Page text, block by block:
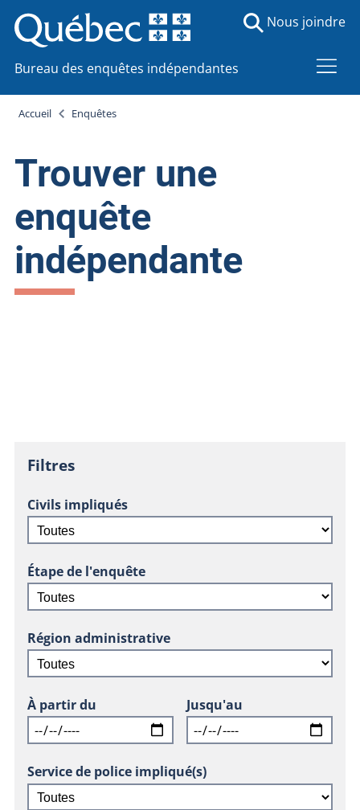
Bureau des enquêtes indépendantes
Nous joindre
Accueil Enquêtes
Trouver une
enquête
indépendante
Filtres
Civils impliqués
Étape de l'enquête
Région administrative
À partir du Jusqu'au
Service de police impliqué(s)